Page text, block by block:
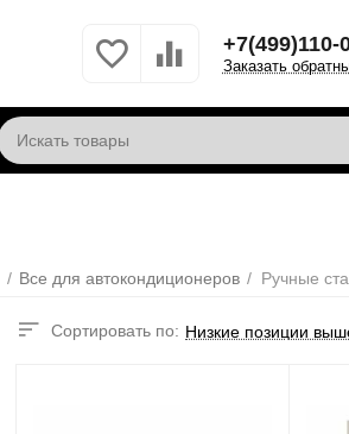
+7(499)110-
Заказать
/ Все для автокондиционеров / Ручные
Сортировать по: Низкие позиции